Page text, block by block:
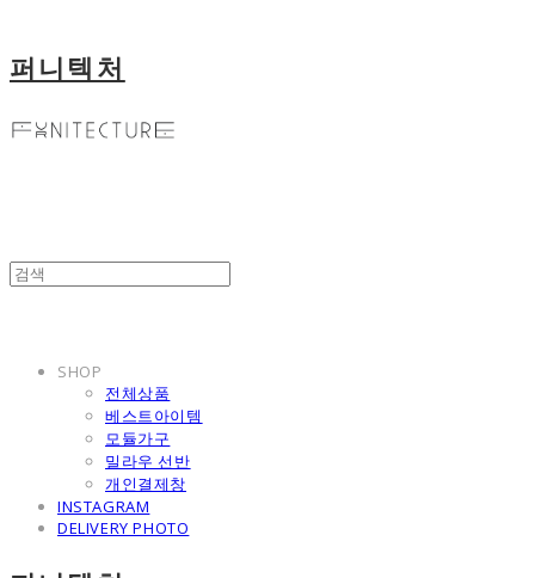
퍼니텍처
SHOP
전체상품
베스트아이템
모듈가구
밀라우 선반
개인결제창
INSTAGRAM
DELIVERY PHOTO